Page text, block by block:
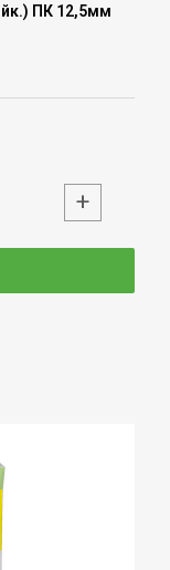
ПК 12,5мм
+